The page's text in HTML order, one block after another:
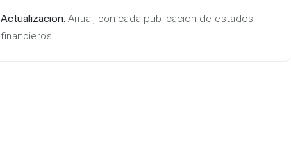
Actualizacion: Anual, con cada publicacion de estados
financieros.